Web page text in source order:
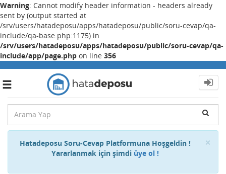
Warning: Cannot modify header information - headers already
sent by (output started at
/srv/users/hatadeposu/apps/hatadeposu/public/soru-cevap/qa-
include/qa-base.php:1175) in
/srv/users/hatadeposu/apps/hatadeposu/public/soru-cevap/qa-
include/app/page.php on line 356
Toggle
×
Hatadeposu Soru-Cevap Platformuna Hoşgeldin !
Yararlanmak için şimdi üye ol !